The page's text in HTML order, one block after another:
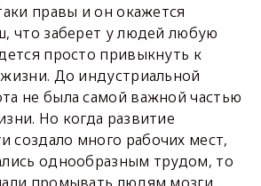
правы и он окажется
что заберет у людей любую
просто привыкнуть к
До индустриальной
не была самой важной частью
Но когда развитие
создало много рабочих мест,
однообразным трудом, то